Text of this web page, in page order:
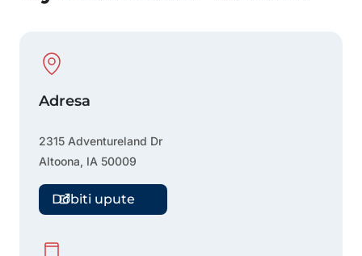
Physical Location
Adresa
2315 Adventureland Dr
Altoona, IA 50009
Dobiti upute